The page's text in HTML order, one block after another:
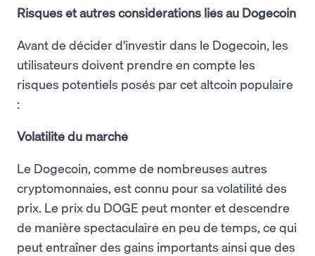
Risques et autres considérations liés au Dogecoin
Avant de décider d'investir dans le Dogecoin, les
utilisateurs doivent prendre en compte les
risques potentiels posés par cet altcoin populaire
:
Volatilité du marché
Le Dogecoin, comme de nombreuses autres
cryptomonnaies, est connu pour sa volatilité des
prix. Le prix du DOGE peut monter et descendre
de manière spectaculaire en peu de temps, ce qui
peut entraîner des gains importants ainsi que des